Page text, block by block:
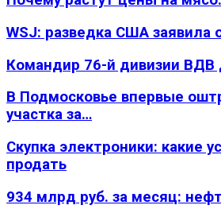
WSJ: разведка США заявила
Командир 76-й дивизии
В Подмосковье впервые
участка за…
Скупка электроники: какие
продать
934 млрд руб. за месяц: